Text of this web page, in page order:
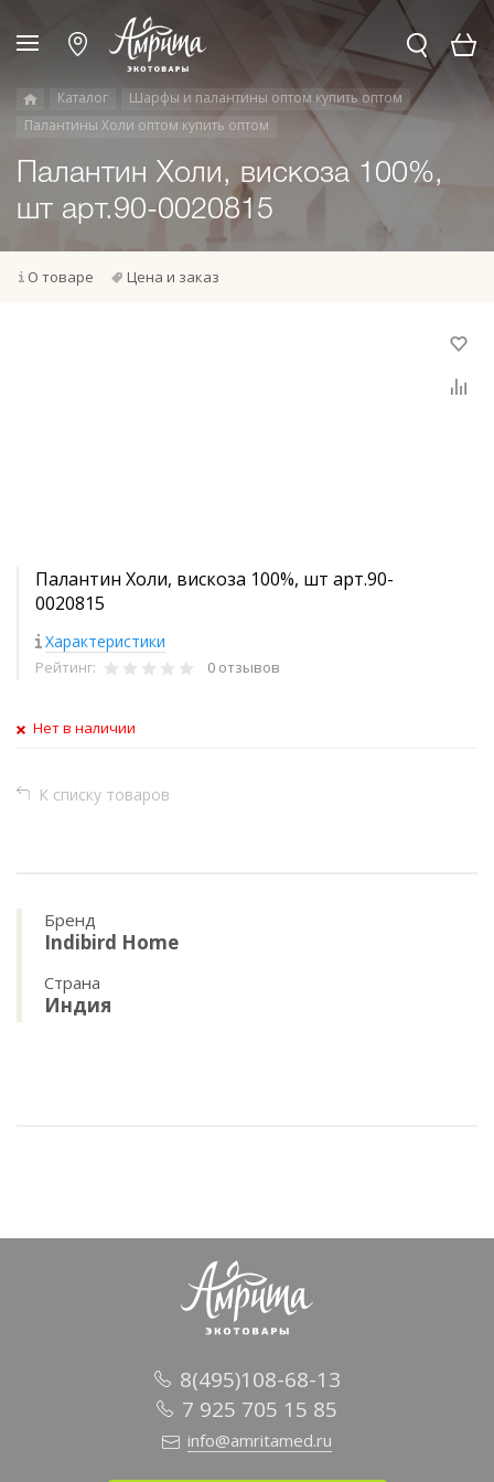
Каталог
Шарфы и палантины оптом купить оптом
Палантины Холи оптом купить оптом
Палантин Холи, вискоза 100%,
шт арт.90-0020815
О товаре Цена и заказ
Палантин Холи, вискоза 100%, шт арт.90-
0020815
Характеристики
Рейтинг: 0 отзывов
Нет в наличии
К списку товаров
Бренд
Indibird Home
Страна
Индия
8(495)108-68-13
7 925 705 15 85
info@amritamed.ru